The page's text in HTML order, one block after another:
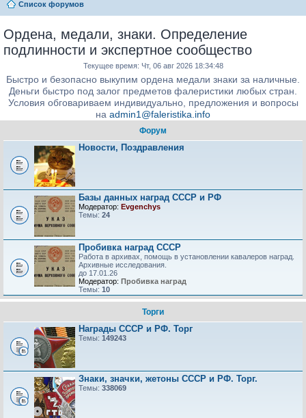
Список форумов
Ордена, медали, знаки. Определение
подлинности и экспертное сообщество
Текущее время: Чт, 06 авг 2026 18:34:48
Быстро и безопасно выкупим ордена медали знаки за наличные.
Деньги быстро под залог предметов фалеристики любых стран.
Условия обговариваем индивидуально, предложения и вопросы
на admin1@faleristika.info
Форум
Новости, Поздравления
Базы данных наград СССР и РФ
Модератор: Evgenchys
Темы: 24
Пробивка наград СССР
Работа в архивах, помощь в установлении кавалеров наград.
Архивные исследования.
до 17.01.26
Модератор: Пробивка наград
Темы: 10
Торги
Награды СССР и РФ. Торг
Темы: 149243
Знаки, значки, жетоны СССР и РФ. Торг.
Темы: 338069